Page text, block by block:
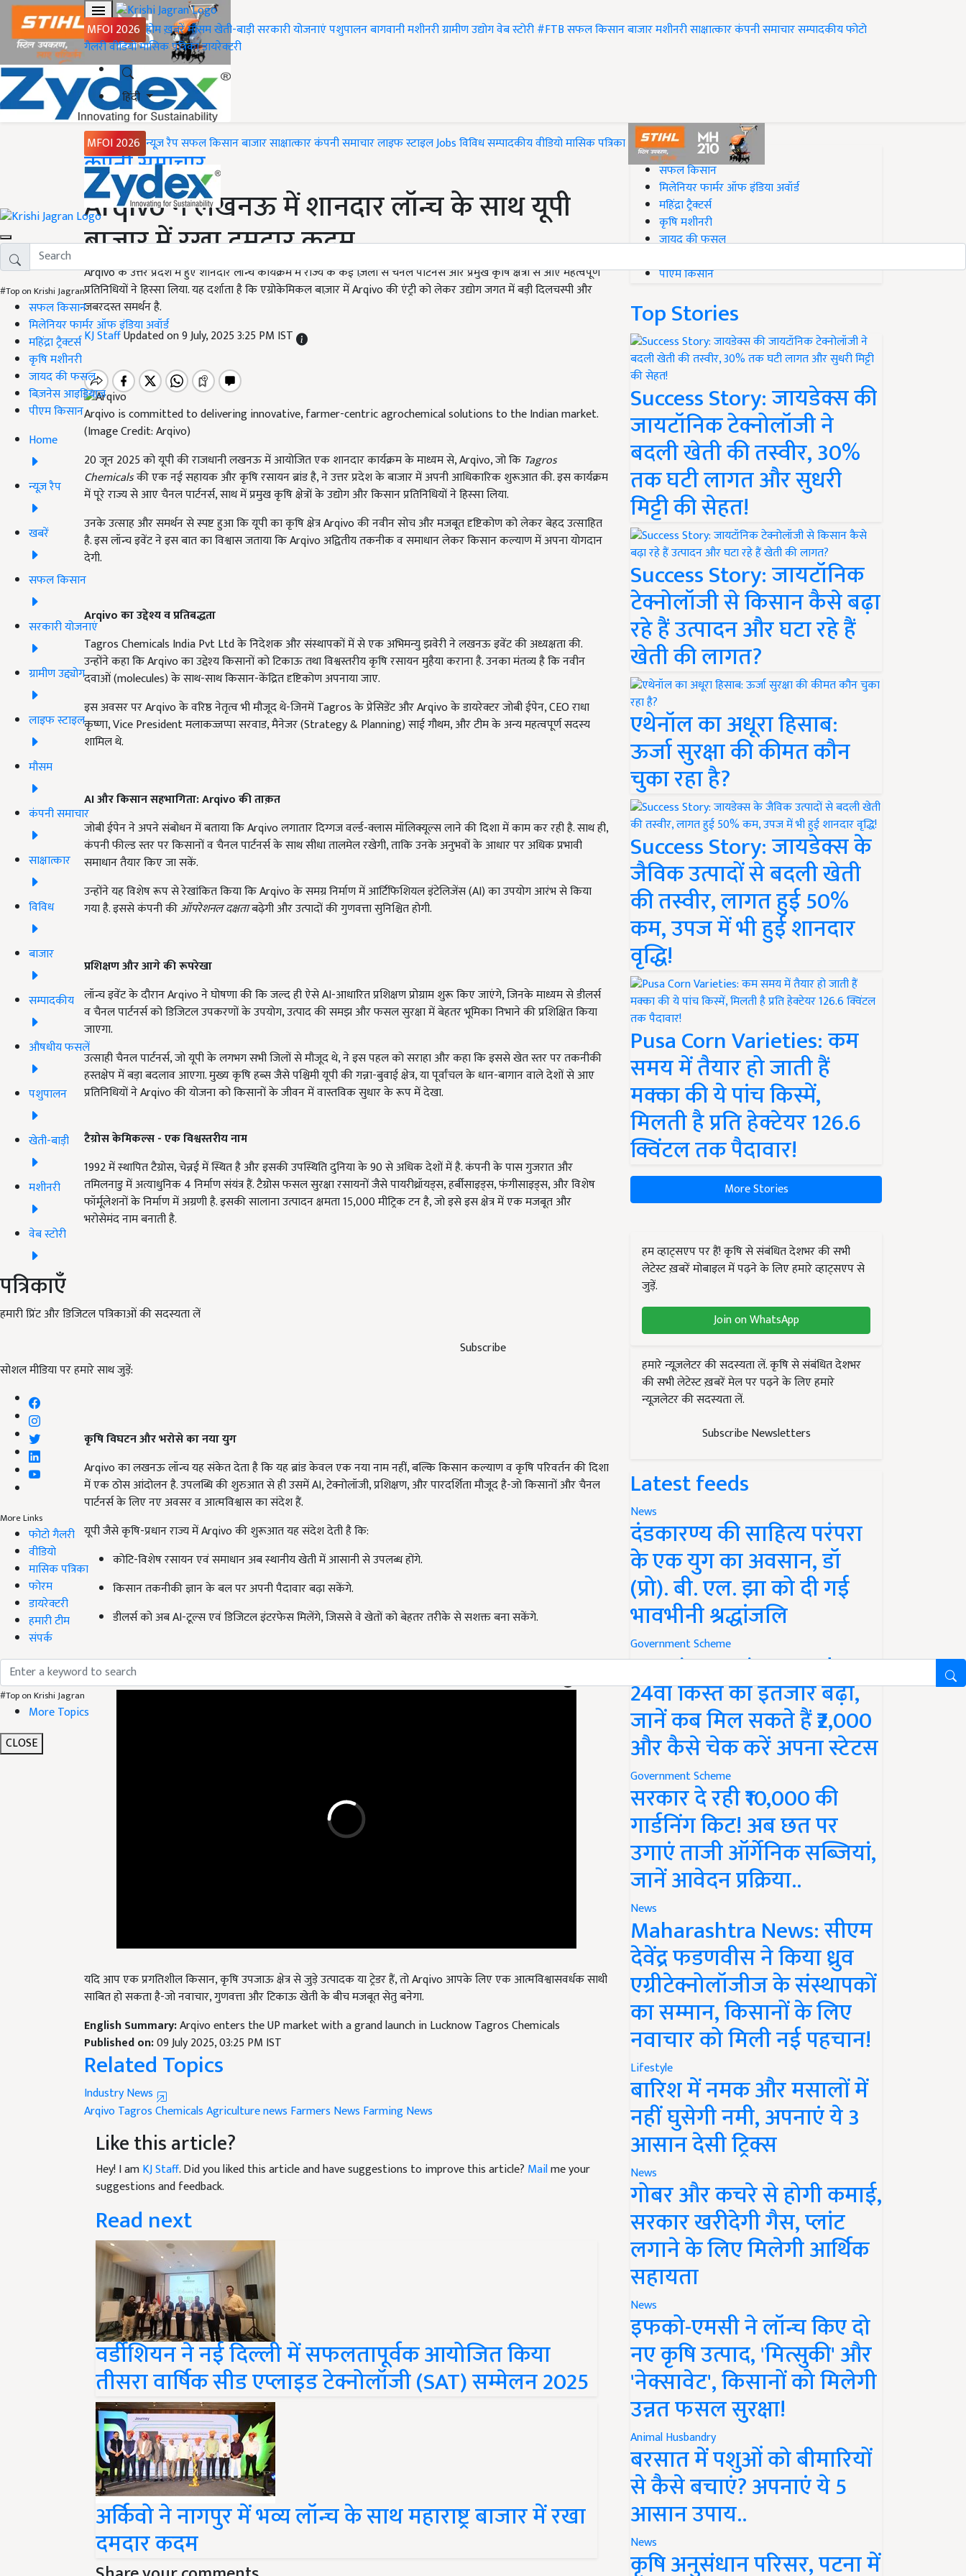
MFOI 2026 होमख़बरेंमौसमखेती-बाड़ीसरकारी योजनाएंपशुपालनबागवानीमशीनरीग्रामीण उद्योगवेब स्टोरी#FTBसफल किसानबाजारमशीनरीसाक्षात्कारकंपनी समाचारसम्पादकीयफोटो
गैलरीवीडियोमासिक पत्रिकाडायरेक्टरी
हिंदी
MFOI 2026 न्यूज़ रैपसफल किसानबाजारसाक्षात्कारकंपनी समाचारलाइफ स्टाइलJobsविविधसम्पादकीयवीडियोमासिक पत्रिका
#Top on Krishi Jagran
सफल किसान
मिलेनियर फार्मर ऑफ इंडिया अवॉर्ड
महिंद्रा ट्रैक्टर्स
कृषि मशीनरी
जायद की फसल
बिज़नेस आइडियाज
पीएम किसान
Home
न्यूज़ रैप
खबरें
सफल किसान
सरकारी योजनाएं
ग्रामीण उद्द्योग
लाइफ स्टाइल
मौसम
कंपनी समाचार
साक्षात्कार
विविध
बाजार
सम्पादकीय
औषधीय फसलें
पशुपालन
खेती-बाड़ी
मशीनरी
वेब स्टोरी
पत्रिकाएँ
हमारी प्रिंट और डिजिटल पत्रिकाओं की सदस्यता लें
Subscribe
सोशल मीडिया पर हमारे साथ जुड़ें:
More Links
फोटो गैलरी
वीडियो
मासिक पत्रिका
फोरम
डायरेक्टरी
हमारी टीम
संपर्क
#Top on Krishi Jagran
More Topics
CLOSE
Home
कंपनी समाचार
Arqivo ने लखनऊ में शानदार लॉन्च के साथ यूपी
बाजार में रखा दमदार कदम
Arqivo के उत्तर प्रदेश में हुए शानदार लॉन्च कार्यक्रम में राज्य के कई ज़िलों से चैनल पार्टनर्स और प्रमुख कृषि क्षेत्रों से आए महत्वपूर्ण
प्रतिनिधियों ने हिस्सा लिया. यह दर्शाता है कि एग्रोकेमिकल बाज़ार में Arqivo की एंट्री को लेकर उद्योग जगत में बड़ी दिलचस्पी और
जबरदस्त समर्थन है.
KJ StaffUpdated on 9 July, 2025 3:25 PM IST
Arqivo is committed to delivering innovative, farmer-centric agrochemical solutions to the Indian market.
(Image Credit: Arqivo)
20 जून 2025 को यूपी की राजधानी लखनऊ में आयोजित एक शानदार कार्यक्रम के माध्यम से, Arqivo, जो कि Tagros
Chemicalsकी एक नई सहायक और कृषि रसायन ब्रांड है, ने उत्तर प्रदेश के बाजार में अपनी आधिकारिक शुरूआत की. इस कार्यक्रम
में पूरे राज्य से आए चैनल पार्टनर्स, साथ में प्रमुख कृषि क्षेत्रों के उद्योग और किसान प्रतिनिधियों ने हिस्सा लिया.
उनके उत्साह और समर्थन से स्पष्ट हुआ कि यूपी का कृषि क्षेत्र Arqivo की नवीन सोच और मजबूत दृष्टिकोण को लेकर बेहद उत्साहित
है. इस लॉन्च इवेंट ने इस बात का विश्वास जताया कि Arqivo अद्वितीय तकनीक व समाधान लेकर किसान कल्याण में अपना योगदान
देगी.
Arqivoका उद्देश्य व प्रतिबद्धता
Tagros Chemicals India Pvt Ltd के निदेशक और संस्थापकों में से एक अभिमन्यु झवेरी ने लखनऊ इवेंट की अध्यक्षता की.
उन्होंने कहा कि Arqivo का उद्देश्‍य किसानों को टिकाऊ तथा विश्वस्तरीय कृषि रसायन मुहैया कराना है. उनका मंतव्य है कि नवीन
दवाओं (molecules) के साथ-साथ किसान-केंद्रित दृष्टिकोण अपनाया जाए.
इस अवसर पर Arqivo के वरिष्ठ नेतृत्व भी मौजूद थे-जिनमें Tagros के प्रेसिडेंट और Arqivo के डायरेक्टर जोबी ईपेन, CEO राधा
कृष्णा, Vice President मलाकज्जप्पा सरवाड, मैनेजर (Strategy & Planning) साई गौथम, और टीम के अन्य महत्वपूर्ण सदस्य
शामिल थे.
AIऔर किसान सहभागिता: Arqivoकी ताक़त
जोबी ईपेन ने अपने संबोधन में बताया कि Arqivo लगातार दिग्गज वर्ल्ड-क्लास मॉलिक्यूल्स लाने की दिशा में काम कर रही है. साथ ही,
कंपनी फील्ड स्तर पर किसानों व चैनल पार्टनर्स के साथ सीधा तालमेल रखेगी, ताकि उनके अनुभवों के आधार पर अधिक प्रभावी
समाधान तैयार किए जा सकें.
उन्होंने यह विशेष रूप से रेखांकित किया कि Arqivo के समग्र निर्माण में आर्टिफिशियल इंटेलिजेंस (AI) का उपयोग आरंभ से किया
गया है. इससे कंपनी कीऑपरेशनल दक्षताबढ़ेगी और उत्पादों की गुणवत्ता सुनिश्चित होगी.
प्रशिक्षण और आगे की रूपरेखा
लॉन्च इवेंट के दौरान Arqivo ने घोषणा की कि जल्द ही ऐसे AI-आधारित प्रशिक्षण प्रोग्राम शुरू किए जाएंगे, जिनके माध्यम से डीलर्स
व चैनल पार्टनर्स को डिजिटल उपकरणों के उपयोग, उत्पाद की समझ और फसल सुरक्षा में बेहतर भूमिका निभाने की प्रशिक्षित किया
जाएगा.
उत्साही चैनल पार्टनर्स, जो यूपी के लगभग सभी जिलों से मौजूद थे, ने इस पहल को सराहा और कहा कि इससे खेत स्तर पर तकनीकी
हस्तक्षेप में बड़ा बदलाव आएगा. मुख्य कृषि हब्स जैसे पश्चिमी यूपी की गन्ना-बुवाई क्षेत्र, या पूर्वांचल के धान-बागान वाले देशों से आए
प्रतिनिधियों ने Arqivo की योजना को किसानों के जीवन में वास्तविक सुधार के रूप में देखा.
टैग्रोस केमिकल्स - एक विश्वस्तरीय नाम
1992 में स्थापित टैग्रोस, चेन्नई में स्थित है और इसकी उपस्थिति दुनिया के 90 से अधिक देशों में है. कंपनी के पास गुजरात और
तमिलनाडु में अत्याधुनिक 4 निर्माण संयंत्र हैं. टैग्रोस फसल सुरक्षा रसायनों जैसे पायरीथ्रॉयड्स, हर्बीसाइड्स, फंगीसाइड्स, और विशेष
फॉर्मूलेशनों के निर्माण में अग्रणी है. इसकी सालाना उत्पादन क्षमता 15,000 मीट्रिक टन है, जो इसे इस क्षेत्र में एक मजबूत और
भरोसेमंद नाम बनाती है.
कृषि विघटन और भरोसे का नया युग
Arqivo का लखनऊ लॉन्च यह संकेत देता है कि यह ब्रांड केवल एक नया नाम नहीं, बल्कि किसान कल्याण व कृषि परिवर्तन की दिशा
में एक ठोस आंदोलन है. उपलब्धि की शुरुआत से ही उसमें AI, टेक्नोलॉजी, प्रशिक्षण, और पारदर्शिता मौजूद है-जो किसानों और चैनल
पार्टनर्स के लिए नए अवसर व आत्मविश्वास का संदेश हैं.
यूपी जैसे कृषि-प्रधान राज्य में Arqivo की शुरूआत यह संदेश देती है कि:
कोटि-विशेष रसायन एवं समाधान अब स्थानीय खेती में आसानी से उपलब्ध होंगे.
किसान तकनीकी ज्ञान के बल पर अपनी पैदावार बढ़ा सकेंगे.
डीलर्स को अब AI-टूल्स एवं डिजिटल इंटरफेस मिलेंगे, जिससे वे खेतों को बेहतर तरीके से सशक्त बना सकेंगे.
यदि आप एक प्रगतिशील किसान, कृषि उपजाऊ क्षेत्र से जुड़े उत्पादक या ट्रेडर हैं, तो Arqivo आपके लिए एक आत्मविश्वासवर्धक साथी
साबित हो सकता है-जो नवाचार, गुणवत्ता और टिकाऊ खेती के बीच मजबूत सेतु बनेगा.
English Summary:Arqivo enters the UP market with a grand launch in Lucknow Tagros Chemicals
Published on:09 July 2025, 03:25 PM IST
Related Topics
Industry News
ArqivoTagros ChemicalsAgriculture news Farmers News Farming News
Like this article?
Hey! I amKJ Staff. Did you liked this article and have suggestions to improve this article? Mailme your
suggestions and feedback.
Read next
वर्डीशियन ने नई दिल्ली में सफलतापूर्वक आयोजित किया
तीसरा वार्षिक सीड एप्लाइड टेक्नोलॉजी (SAT) सम्मेलन 2025
अर्किवो ने नागपुर में भव्य लॉन्च के साथ महाराष्ट्र बाजार में रखा
दमदार कदम
#Top on Krishi Jagran
सफल किसान
मिलेनियर फार्मर ऑफ इंडिया अवॉर्ड
महिंद्रा ट्रैक्टर्स
कृषि मशीनरी
जायद की फसल
पीएम किसान
Top Stories
Success Story: जायडेक्स की
जायटॉनिक टेक्नोलॉजी ने
बदली खेती की तस्वीर, 30%
तक घटी लागत और सुधरी
मिट्टी की सेहत!
Success Story: जायटॉनिक
टेक्नोलॉजी से किसान कैसे बढ़ा
रहे हैं उत्पादन और घटा रहे हैं
खेती की लागत?
एथेनॉल का अधूरा हिसाब:
ऊर्जा सुरक्षा की कीमत कौन
चुका रहा है?
Success Story: जायडेक्स के
जैविक उत्पादों से बदली खेती
की तस्वीर, लागत हुई 50%
कम, उपज में भी हुई शानदार
वृद्धि!
Pusa Corn Varieties: कम
समय में तैयार हो जाती हैं
मक्का की ये पांच किस्में,
मिलती है प्रति हेक्टेयर 126.6
क्विंटल तक पैदावार!
More Stories
हम व्हाट्सएप पर हैं! कृषि से संबंधित देशभर की सभी
लेटेस्ट ख़बरें मोबाइल में पढ़ने के लिए हमारे व्हाट्सएप से
जुड़ें.
Join on WhatsApp
हमारे न्यूज़लेटर की सदस्यता लें. कृषि से संबंधित देशभर
की सभी लेटेस्ट ख़बरें मेल पर पढ़ने के लिए हमारे
न्यूज़लेटर की सदस्यता लें.
Subscribe Newsletters
Latest feeds
News
दंडकारण्य की साहित्य परंपरा
के एक युग का अवसान, डॉ
(प्रो). बी. एल. झा को दी गई
भावभीनी श्रद्धांजलि
Government Scheme
PM Kisan Yojana Update:
24वीं किस्त का इंतजार बढ़ा,
जानें कब मिल सकते हैं ₹2,000
और कैसे चेक करें अपना स्टेटस
Government Scheme
सरकार दे रही ₹10,000 की
गार्डनिंग किट! अब छत पर
उगाएं ताजी ऑर्गेनिक सब्जियां,
जानें आवेदन प्रक्रिया..
News
Maharashtra News: सीएम
देवेंद्र फडणवीस ने किया ध्रुव
एग्रीटेक्नोलॉजीज के संस्थापकों
का सम्मान, किसानों के लिए
नवाचार को मिली नई पहचान!
Lifestyle
बारिश में नमक और मसालों में
नहीं घुसेगी नमी, अपनाएं ये 3
आसान देसी ट्रिक्स
News
गोबर और कचरे से होगी कमाई,
सरकार खरीदेगी गैस, प्लांट
लगाने के लिए मिलेगी आर्थिक
सहायता
News
इफको-एमसी ने लॉन्च किए दो
नए कृषि उत्पाद, 'मित्सुकी' और
'नेक्सावेट', किसानों को मिलेगी
उन्नत फसल सुरक्षा!
Animal Husbandry
बरसात में पशुओं को बीमारियों
से कैसे बचाएं? अपनाएं ये 5
आसान उपाय..
News
कृषि अनुसंधान परिसर, पटना में